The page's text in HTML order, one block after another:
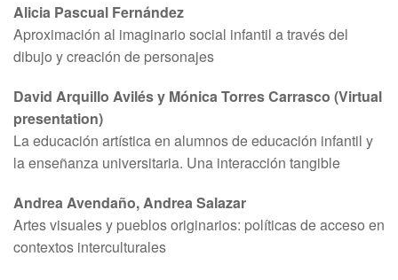
Alicia Pascual Fernández
Aproximación al imaginario social infantil a través del
dibujo y creación de personajes
David Arquillo Avilés y Mónica Torres Carrasco (Virtual
presentation)
La educación artística en alumnos de educación infantil y
la enseñanza universitaria. Una interacción tangible
Andrea Avendaño, Andrea Salazar
Artes visuales y pueblos originarios: políticas de acceso en
contextos interculturales